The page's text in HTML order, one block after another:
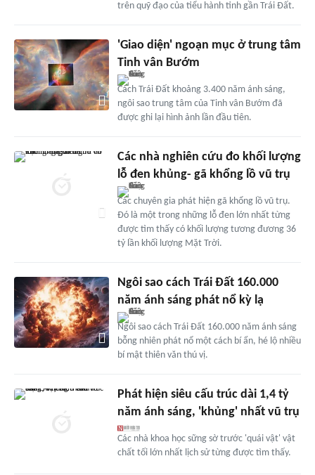
trên quỹ đạo của tiểu hành tinh gần Trái Đất.
'Giao diện' ngoạn mục ở trung tâm
Tinh vân Bướm
Cách Trái Đất khoảng 3.400 năm ánh sáng,
ngôi sao trung tâm của Tinh vân Bướm đã
được ghi lại hình ảnh lần đầu tiên.
Các nhà nghiên cứu đo khối lượng
lỗ đen khủng- gã khổng lồ vũ trụ
Các chuyên gia phát hiện gã khổng lồ vũ trụ.
Đó là một trong những lỗ đen lớn nhất từng
được tìm thấy có khối lượng tương đương 36
tỷ lần khối lượng Mặt Trời.
Ngôi sao cách Trái Đất 160.000
năm ánh sáng phát nổ kỳ lạ
Ngôi sao cách Trái Đất 160.000 năm ánh sáng
bỗng nhiên phát nổ một cách bí ẩn, hé lộ nhiều
bí mật thiên văn thú vị.
Phát hiện siêu cấu trúc dài 1,4 tỷ
năm ánh sáng, 'khủng' nhất vũ trụ
Các nhà khoa học sững sờ trước 'quái vật' vật
chất tối lớn nhất lịch sử từng được tìm thấy.